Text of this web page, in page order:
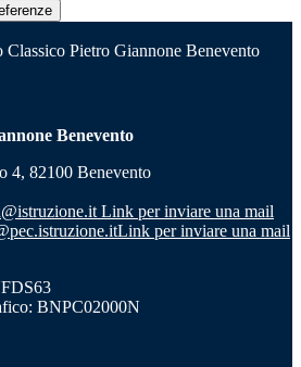
Classico Pietro Giannone Benevento
Benevento
4, 82100 Benevento
Link per inviare una mail
Link per inviare una mail
BNPC02000N